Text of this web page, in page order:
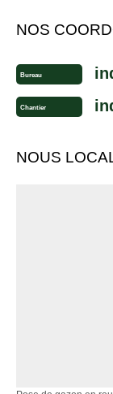
NOS
Bureau
Chantier
NOUS